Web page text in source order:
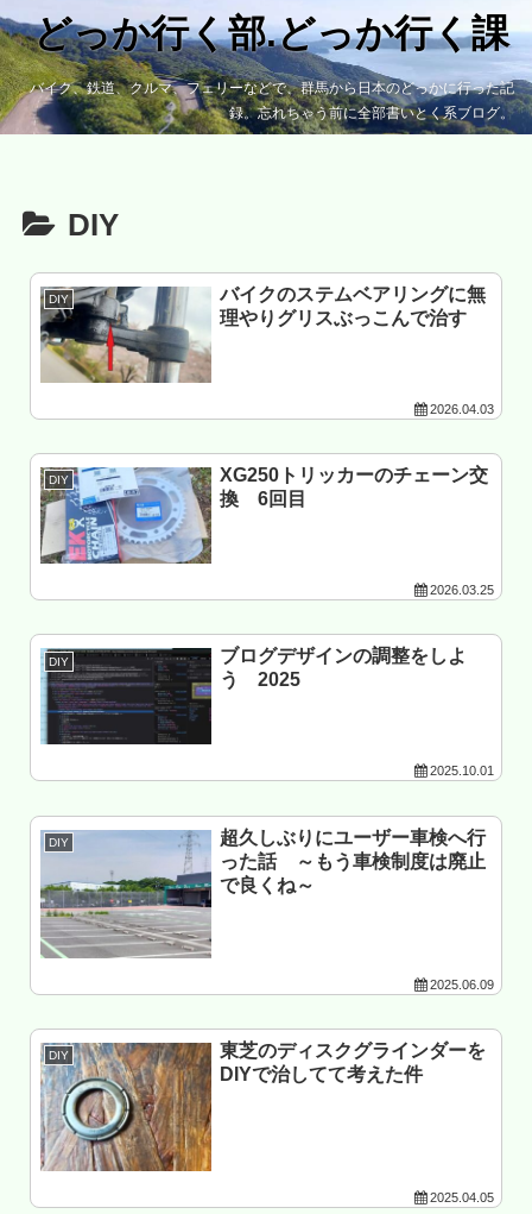
どっか行く部.どっか行く課
バイク、鉄道、クルマ、フェリーなどで、群馬から日本のどっかに行った記
録。忘れちゃう前に全部書いとく系ブログ。
DIY
DIY
バイクのステムベアリングに無
理やりグリスぶっこんで治す
2026.04.03
DIY
XG250トリッカーのチェーン交
換 6回目
2026.03.25
DIY
ブログデザインの調整をしよ
う 2025
2025.10.01
DIY
超久しぶりにユーザー車検へ行
った話 ～もう車検制度は廃止
で良くね～
2025.06.09
DIY
東芝のディスクグラインダーを
DIYで治してて考えた件
2025.04.05